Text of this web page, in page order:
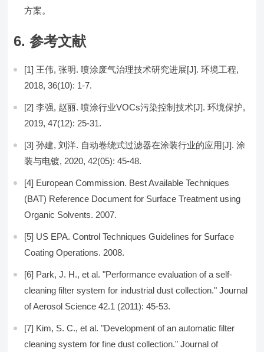
方案。
6. 参考文献
[1] 王伟, 张明. 喷涂废气治理技术研究进展[J]. 环境工程,
2018, 36(10): 1-7.
[2] 李强, 赵丽. 喷涂行业VOCs污染控制技术[J]. 环境保护,
2019, 47(12): 25-31.
[3] 孙建, 刘洋. 自动卷绕式过滤器在涂装行业的应用[J]. 涂
装与电镀, 2020, 42(05): 45-48.
[4] European Commission. Best Available Techniques
(BAT) Reference Document for Surface Treatment using
Organic Solvents. 2007.
[5] US EPA. Control Techniques Guidelines for Surface
Coating Operations. 2008.
[6] Park, J. H., et al. "Performance evaluation of a self-
cleaning filter system for industrial dust collection." Journal
of Aerosol Science 42.1 (2011): 45-53.
[7] Kim, S. C., et al. "Development of an automatic filter
cleaning system for fine dust collection." Journal of